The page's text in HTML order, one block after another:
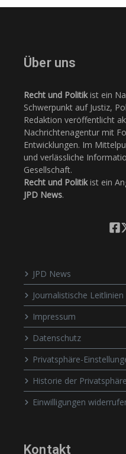
Über uns
Recht und Politikist ein
Schwerpunkt auf Justiz,
Redaktion veröffentlicht
Nachrichtenagentur mit
Entwicklungen. Im
und verlässliche
Gesellschaft.
Recht und Politikist ein
JPD News.
JPD News
Journalistische Leitlinien
Impressum
Datenschutz
Privatsphäre-
Historie der
Einwilligungen
Kontakt